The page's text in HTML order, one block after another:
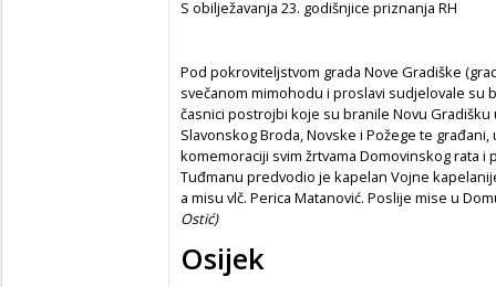
S obilježavanja 23. godišnjice priznanja RH
Pod pokroviteljstvom grada Nove Gradiške
svečanom mimohodu i proslavi sudjelovale su
časnici postrojbi koje su branile Novu
Slavonskog Broda, Novske i Požege te
komemoraciji svim žrtvama Domovinskog rata
Tuđmanu predvodio je kapelan Vojne
a misu vlč. Perica Matanović. Poslije mise u
Ostić)
Osijek